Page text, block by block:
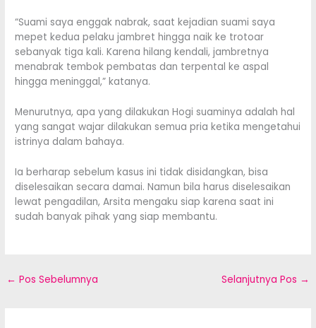
“Suami saya enggak nabrak, saat kejadian suami saya
mepet kedua pelaku jambret hingga naik ke trotoar
sebanyak tiga kali. Karena hilang kendali, jambretnya
menabrak tembok pembatas dan terpental ke aspal
hingga meninggal,” katanya.
Menurutnya, apa yang dilakukan Hogi suaminya adalah hal
yang sangat wajar dilakukan semua pria ketika mengetahui
istrinya dalam bahaya.
Ia berharap sebelum kasus ini tidak disidangkan, bisa
diselesaikan secara damai. Namun bila harus diselesaikan
lewat pengadilan, Arsita mengaku siap karena saat ini
sudah banyak pihak yang siap membantu.
← Pos Sebelumnya Selanjutnya Pos →